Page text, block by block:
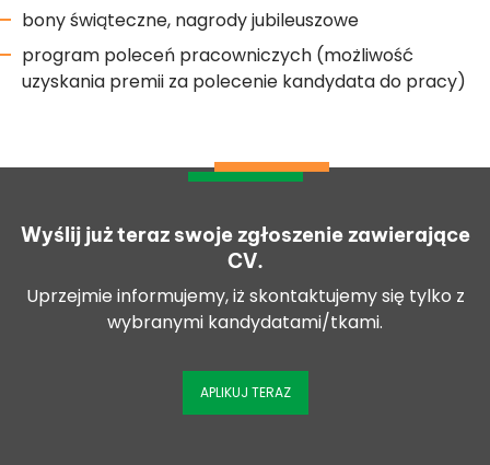
bony świąteczne, nagrody jubileuszowe
program poleceń pracowniczych (możliwość
uzyskania premii za polecenie kandydata do pracy)
Wyślij już teraz swoje zgłoszenie zawierające
CV.
Uprzejmie informujemy, iż skontaktujemy się tylko z
wybranymi kandydatami/tkami.
APLIKUJ TERAZ